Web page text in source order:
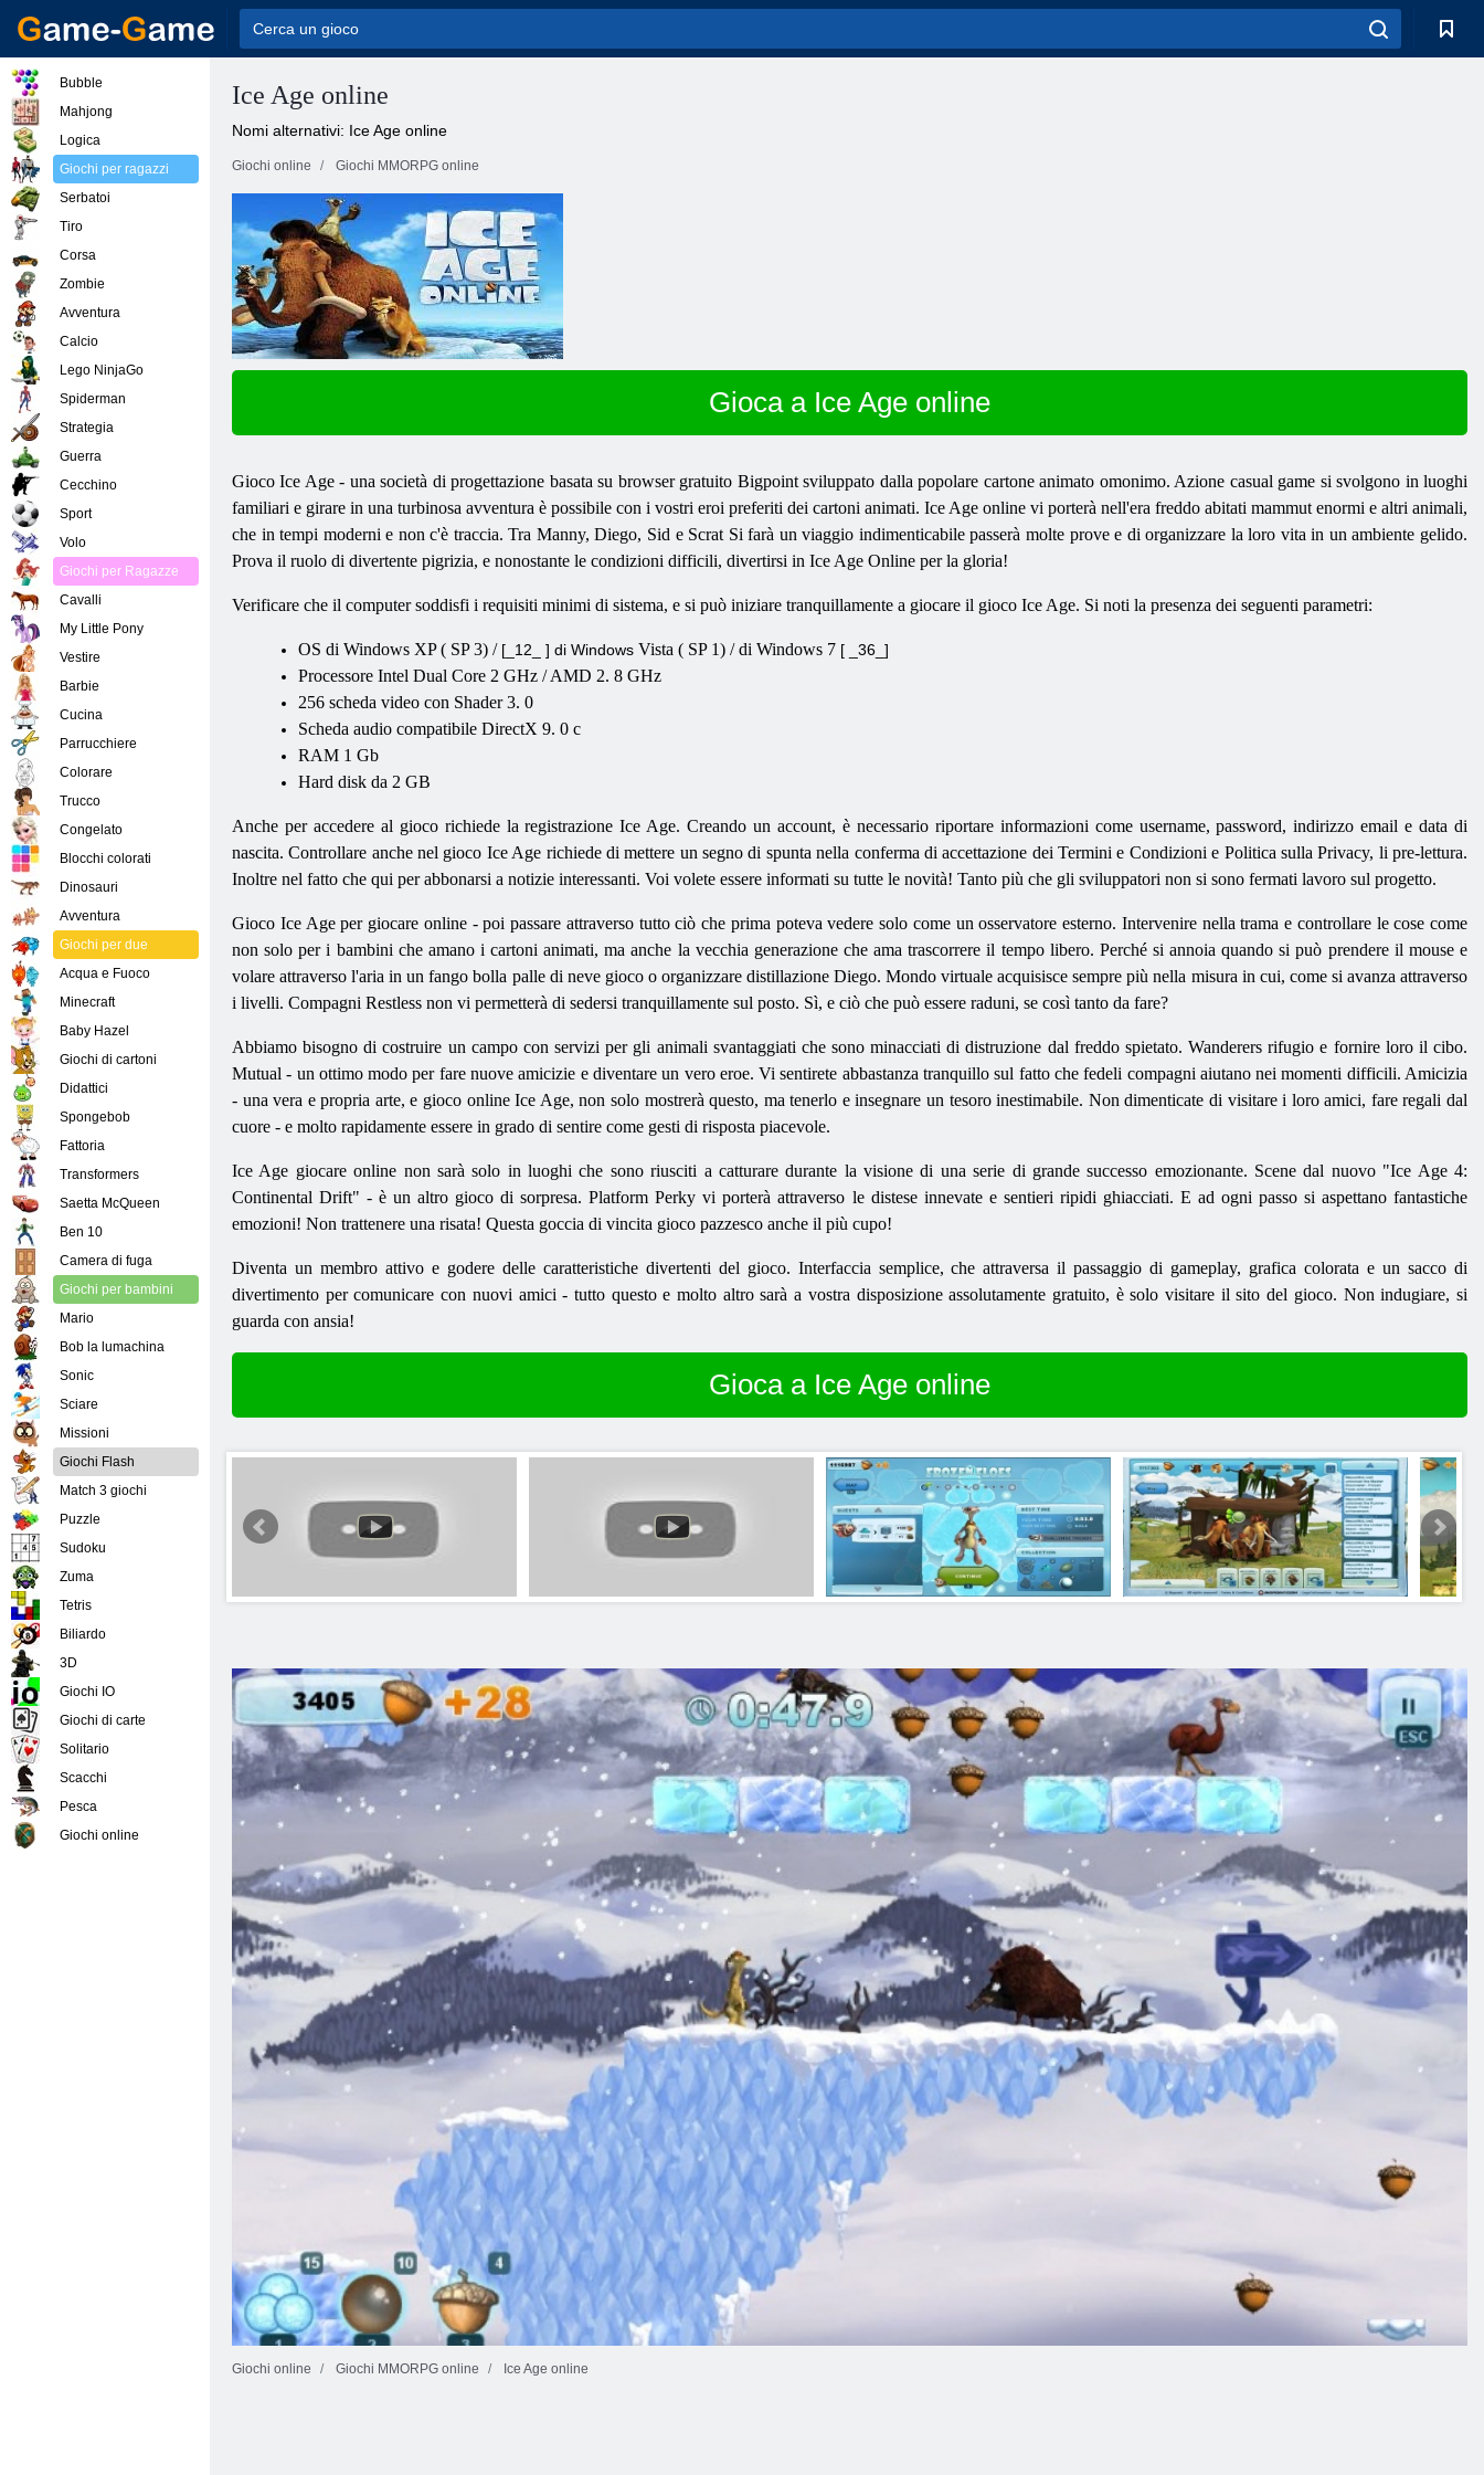
Ice Age online
Nomi alternativi: Ice Age online
Giochi online Giochi MMORPG online
Gioca a Ice Age online
Gioco Ice Age - una società di progettazione basata su browser gratuito Bigpoint sviluppato dalla popolare cartone animato omonimo. Azione casual game si svolgono in luoghi
familiari e girare in una turbinosa avventura è possibile con i vostri eroi preferiti dei cartoni animati. Ice Age online vi porterà nell'era freddo abitati mammut enormi e altri animali,
che in tempi moderni e non c'è traccia. Tra Manny, Diego, Sid e Scrat Si farà un viaggio indimenticabile passerà molte prove e di organizzare la loro vita in un ambiente gelido.
Prova il ruolo di divertente pigrizia, e nonostante le condizioni difficili, divertirsi in Ice Age Online per la gloria!
Verificare che il computer soddisfi i requisiti minimi di sistema, e si può iniziare tranquillamente a giocare il gioco Ice Age. Si noti la presenza dei seguenti parametri:
OS di Windows XP( SP3) / [_12_ ] di Windows Vista ( SP 1) /di Windows 7 [ _36_]
Processore Intel Dual Core 2 GHz / AMD 2. 8 GHz
256 scheda video con Shader 3. 0
Scheda audio compatibile DirectX 9. 0 c
RAM 1 Gb
Hard disk da 2 GB
Anche per accedere al gioco richiede la registrazione Ice Age. Creando un account, è necessario riportare informazioni come username, password, indirizzo email e data di
nascita. Controllare anche nel gioco Ice Age richiede di mettere un segno di spunta nella conferma di accettazione dei Termini e Condizioni e Politica sulla Privacy, li pre-lettura.
Inoltre nel fatto che qui per abbonarsi a notizie interessanti. Voi volete essere informati su tutte le novità! Tanto più che gli sviluppatori non si sono fermati lavoro sul progetto.
Gioco Ice Age per giocare online - poi passare attraverso tutto ciò che prima poteva vedere solo come un osservatore esterno. Intervenire nella trama e controllare le cose come
non solo per i bambini che amano i cartoni animati, ma anche la vecchia generazione che ama trascorrere il tempo libero. Perché si annoia quando si può prendere il mouse e
volare attraverso l'aria in un fango bolla palle di neve gioco o organizzare distillazione Diego. Mondo virtuale acquisisce sempre più nella misura in cui, come si avanza attraverso
i livelli. Compagni Restless non vi permetterà di sedersi tranquillamente sul posto. Sì, e ciò che può essere raduni, se così tanto da fare?
Abbiamo bisogno di costruire un campo con servizi per gli animali svantaggiati che sono minacciati di distruzione dal freddo spietato. Wanderers rifugio e fornire loro il cibo.
Mutual - un ottimo modo per fare nuove amicizie e diventare un vero eroe. Vi sentirete abbastanza tranquillo sul fatto che fedeli compagni aiutano nei momenti difficili. Amicizia
- una vera e propria arte, e gioco online Ice Age, non solo mostrerà questo, ma tenerlo e insegnare un tesoro inestimabile. Non dimenticate di visitare i loro amici, fare regali dal
cuore - e molto rapidamente essere in grado di sentire come gesti di risposta piacevole.
Ice Age giocare online non sarà solo in luoghi che sono riusciti a catturare durante la visione di una serie di grande successo emozionante. Scene dal nuovo "Ice Age 4:
Continental Drift" - è un altro gioco di sorpresa. Platform Perky vi porterà attraverso le distese innevate e sentieri ripidi ghiacciati. E ad ogni passo si aspettano fantastiche
emozioni! Non trattenere una risata! Questa goccia di vincita gioco pazzesco anche il più cupo!
Diventa un membro attivo e godere delle caratteristiche divertenti del gioco. Interfaccia semplice, che attraversa il passaggio di gameplay, grafica colorata e un sacco di
divertimento per comunicare con nuovi amici - tutto questo e molto altro sarà a vostra disposizione assolutamente gratuito, è solo visitare il sito del gioco. Non indugiare, si
guarda con ansia!
Gioca a Ice Age online
Giochi online Giochi MMORPG online Ice Age online
Bubble
Mahjong
Logica
Giochi per ragazzi
Serbatoi
Tiro
Corsa
Zombie
Avventura
Calcio
Lego NinjaGo
Spiderman
Strategia
Guerra
Cecchino
Sport
Volo
Giochi per Ragazze
Cavalli
My Little Pony
Vestire
Barbie
Cucina
Parrucchiere
Colorare
Trucco
Congelato
Blocchi colorati
Dinosauri
Avventura
Giochi per due
Acqua e Fuoco
Minecraft
Baby Hazel
Giochi di cartoni
Didattici
Spongebob
Fattoria
Transformers
Saetta McQueen
Ben 10
Camera di fuga
Giochi per bambini
Mario
Bob la lumachina
Sonic
Sciare
Missioni
Giochi Flash
Match 3 giochi
Puzzle
Sudoku
Zuma
Tetris
Biliardo
3D
Giochi IO
Giochi di carte
Solitario
Scacchi
Pesca
Giochi online